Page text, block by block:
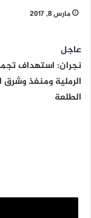
مارس 8, 2017
عاجل
نجران: استهداف
الرملية ومنفذ
الطلعة